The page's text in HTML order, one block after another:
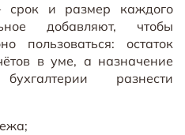
и размер каждого
добавляют, чтобы
пользоваться: остаток
в уме, а назначение
разнести